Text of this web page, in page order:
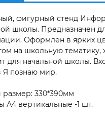
фигурный стенд
школы. Предназначен
Оформлен в ярких
на школьную тематику,
для начальной школы.
Я познаю мир.
330*390мм
А4 вертикальные -1 шт.